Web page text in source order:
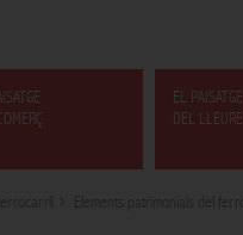
EL PAISATGE
DEL LLEURE